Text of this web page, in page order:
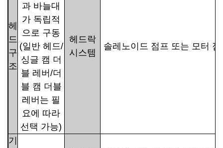
헤
드
구
조
과 바늘대
가 독립적
으로 구동
(일반 헤드/
싱글 캠 더
블 레버/더
블 캠 더블
레버는 필
요에 따라
선택 가능)
헤드락
시스템
솔레노이드 점프 또는 모터 점
기